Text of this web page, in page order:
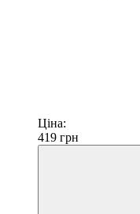
Ціна:
419 грн